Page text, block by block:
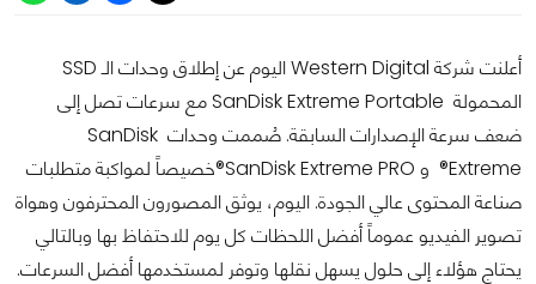
أعلنت شركة Western Digital اليوم عن إطلاق وحدات الـ SSD
المحمولة SanDisk Extreme Portable مع سرعات تصل إلى
ضعف سرعة الإصدارات السابقة. صُممت وحدات SanDisk
Extreme® و SanDisk Extreme PRO®خصيصاً لمواكبة متطلبات
صناعة المحتوى عالي الجودة. اليوم، يوثق المصورون المحترفون وهواة
تصوير الفيديو عموماً أفضل اللحظات كل يوم للاحتفاظ بها وبالتالي
يحتاج هؤلاء إلى حلول يسهل نقلها وتوفر لمستخدمها أفضل السرعات.